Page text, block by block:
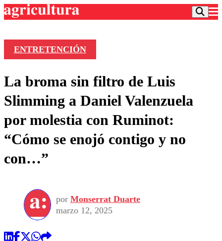
Frecuencias
Agricultura TV
Deportes
Colo Colo
Motor
Universidad Católica
Universidad de Chile
Entretención
Política
Sustentabilidad
Vida Social
Comercial
ENTRETENCIÓN
La broma sin filtro de Luis
Slimming a Daniel Valenzuela
por molestia con Ruminot:
“Cómo se enojó contigo y no
con…”
por Monserrat Duarte
marzo 12, 2025